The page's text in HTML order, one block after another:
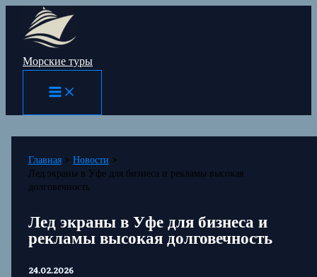
Перейти
содержимому
Морские туры
Главная
Новости
Лед экраны в Уфе для бизнеса и рекламы высокая
долговечность
Лед экраны в Уфе для бизнеса и
рекламы высокая долговечность
24.02.2026